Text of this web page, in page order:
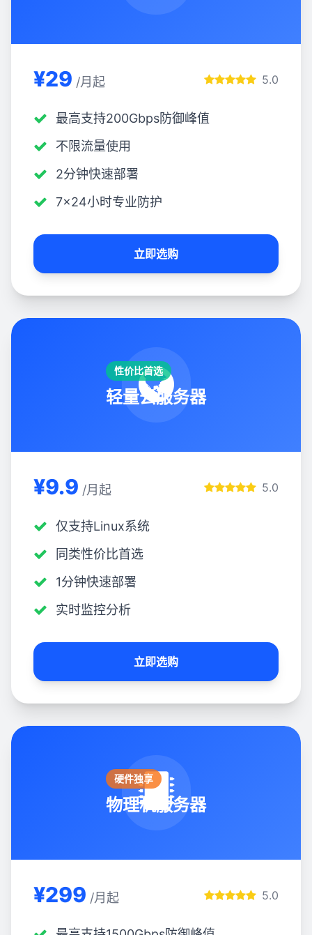
¥29 /月起 5.0
最高支持200Gbps防御峰值
不限流量使用
2分钟快速部署
7×24小时专业防护
立即选购
性价比首选
轻量云服务器
¥9.9 /月起 5.0
仅支持Linux系统
同类性价比首选
1分钟快速部署
实时监控分析
立即选购
硬件独享
物理机服务器
¥299 /月起 5.0